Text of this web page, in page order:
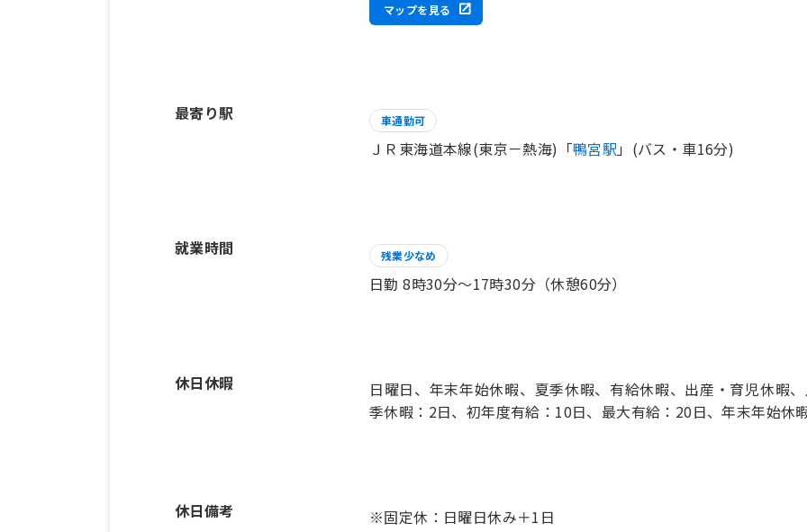
マップを見る
最寄り駅 車通勤可
ＪＲ東海道本線(東京－熱海)「鴨宮駅 」(バス・車16分)
就業時間 残業少なめ
日勤 8時30分〜17時30分（休憩60分）
休日休暇
日曜日、年末年始休暇、夏季休暇、有給休暇、出産・育児休暇
季休暇：2日、初年度有給：10日、最大有給：20日、年末年始休
休日備考 ※固定休：日曜日休み＋1日